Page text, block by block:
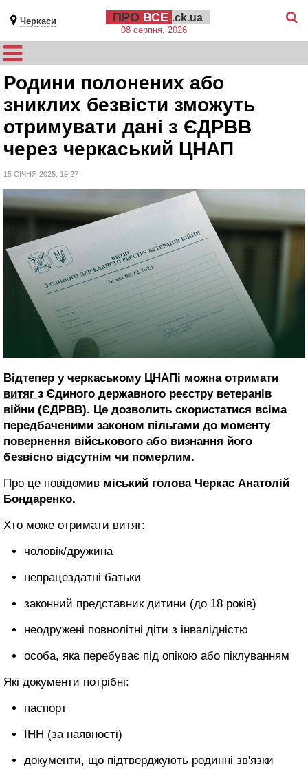
Черкаси ПРО ВСЕ .ck.ua
08 серпня, 2026
Родини полонених або
зниклих безвісти зможуть
отримувати дані з ЄДРВВ
через черкаський ЦНАП
15 СІЧНЯ 2025, 19:27
Відтепер у черкаському ЦНАПі можна отримати
витяг з Єдиного державного реєстру ветеранів
війни (ЄДРВВ). Це дозволить скористатися всіма
передбаченими законом пільгами до моменту
повернення військового або визнання його
безвісно відсутнім чи померлим.
Про це повідомив міський голова Черкас Анатолій
Бондаренко.
Хто може отримати витяг:
чоловік/дружина️
непрацездатні батьки
️законний представник дитини (до 18 років)
️неодружені повнолітні діти з інвалідністю
️особа, яка перебуває під опікою або піклуванням
Які документи потрібні:
паспорт
️ІНН (за наявності)
️документи, що підтверджують родинні зв'язки